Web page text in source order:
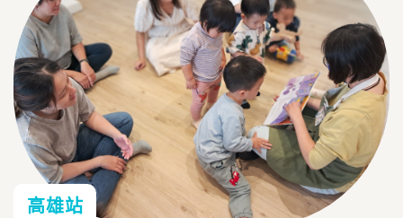
高雄站